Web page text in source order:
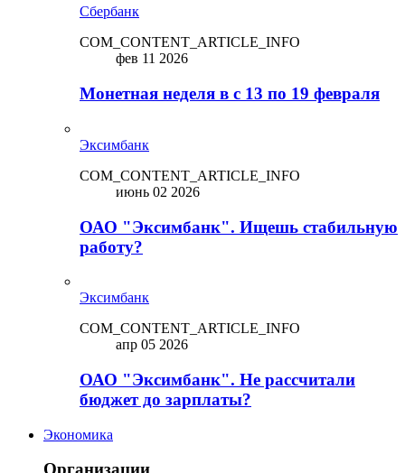
Сбербанк
COM_CONTENT_ARTICLE_INFO
фев 11 2026
Монетная неделя в с 13 по 19 февраля
Эксимбанк
COM_CONTENT_ARTICLE_INFO
июнь 02 2026
ОАО "Эксимбанк". Ищешь стабильную
работу?
Эксимбанк
COM_CONTENT_ARTICLE_INFO
апр 05 2026
ОАО "Эксимбанк". Не рассчитали
бюджет до зарплаты?
Экономика